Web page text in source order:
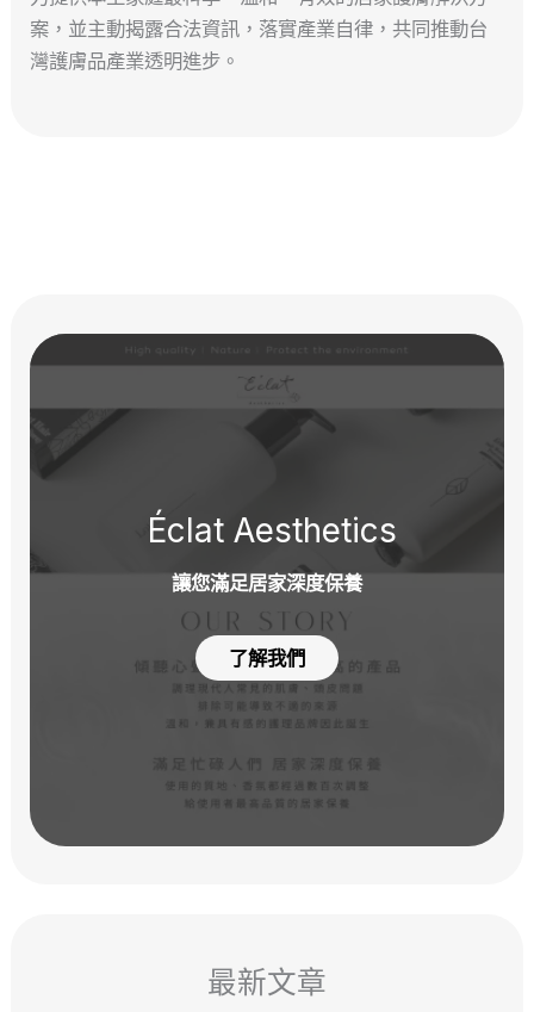
案，並主動揭露合法資訊，落實產業自律，共同推動台
灣護膚品產業透明進步。
Éclat Aesthetics
讓您滿足居家深度保養
了解我們
最新文章